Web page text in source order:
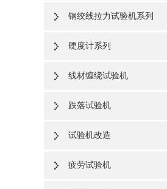
钢绞线拉力试验机系列
硬度计系列
线材缠绕试验机
跌落试验机
试验机改造
疲劳试验机